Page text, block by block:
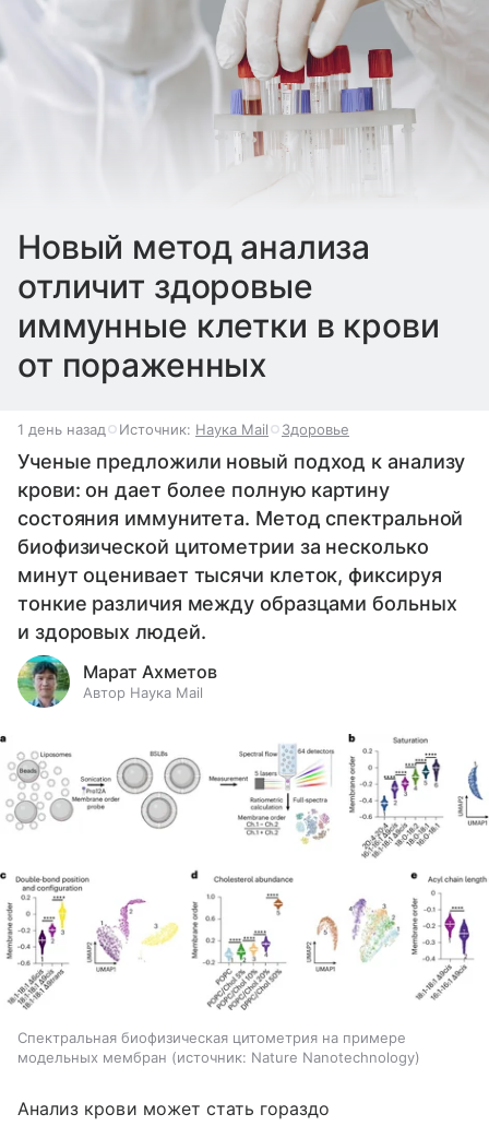
Новый метод анализа
отличит здоровые
иммунные клетки в крови
от пораженных
1 день назад Источник: Наука Mail Здоровье
Ученые предложили новый подход к анализу
крови: он дает более полную картину
состояния иммунитета. Метод спектральной
биофизической цитометрии за несколько
минут оценивает тысячи клеток, фиксируя
тонкие различия между образцами больных
и здоровых людей.
Марат Ахметов
Автор Наука Mail
Спектральная биофизическая цитометрия на примере
модельных мембран
источник: Nature Nanotechnology
Анализ крови может стать гораздо